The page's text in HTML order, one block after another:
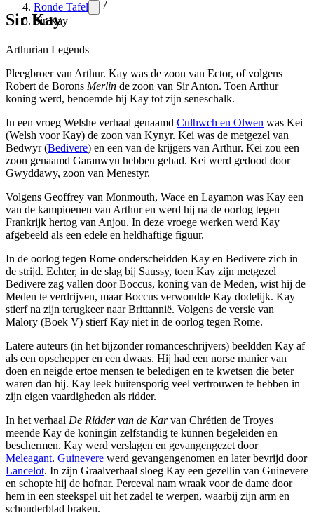
Ronde Tafel
Sir Kay
Sir Kay
Arthurian Legends
Pleegbroer van Arthur. Kay was de zoon van Ector, of volgens
Robert de Borons Merlin de zoon van Sir Anton. Toen Arthur
koning werd, benoemde hij Kay tot zijn seneschalk.
In een vroeg Welshe verhaal genaamd Culhwch en Olwen was Kei
(Welsh voor Kay) de zoon van Kynyr. Kei was de metgezel van
Bedwyr (Bedivere) en een van de krijgers van Arthur. Kei zou een
zoon genaamd Garanwyn hebben gehad. Kei werd gedood door
Gwyddawy, zoon van Menestyr.
Volgens Geoffrey van Monmouth, Wace en Layamon was Kay een
van de kampioenen van Arthur en werd hij na de oorlog tegen
Frankrijk hertog van Anjou. In deze vroege werken werd Kay
afgebeeld als een edele en heldhaftige figuur.
In de oorlog tegen Rome onderscheidden Kay en Bedivere zich in
de strijd. Echter, in de slag bij Saussy, toen Kay zijn metgezel
Bedivere zag vallen door Boccus, koning van de Meden, wist hij de
Meden te verdrijven, maar Boccus verwondde Kay dodelijk. Kay
stierf na zijn terugkeer naar Brittannië. Volgens de versie van
Malory (Boek V) stierf Kay niet in de oorlog tegen Rome.
Latere auteurs (in het bijzonder romanceschrijvers) beeldden Kay af
als een opschepper en een dwaas. Hij had een norse manier van
doen en neigde ertoe mensen te beledigen en te kwetsen die beter
waren dan hij. Kay leek buitensporig veel vertrouwen te hebben in
zijn eigen vaardigheden als ridder.
In het verhaal De Ridder van de Karvan Chrétien de Troyes
meende Kay de koningin zelfstandig te kunnen begeleiden en
beschermen. Kay werd verslagen en gevangengezet door
Meleagant. Guinevere werd gevangengenomen en later bevrijd door
Lancelot. In zijn Graalverhaal sloeg Kay een gezellin van Guinevere
en schopte hij de hofnar. Perceval nam wraak voor de dame door
hem in een steekspel uit het zadel te werpen, waarbij zijn arm en
schouderblad braken.